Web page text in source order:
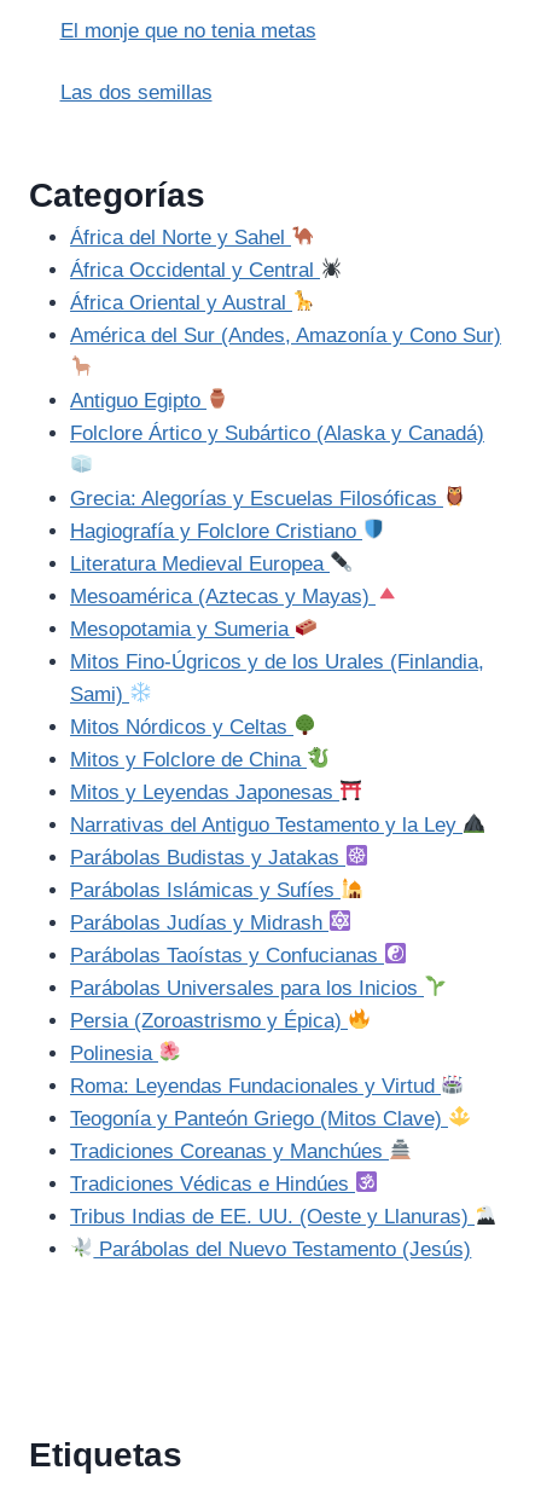
El monje que no tenia metas
Las dos semillas
Categorías
África del Norte y Sahel
África Occidental y Central
África Oriental y Austral
América del Sur (Andes, Amazonía y Cono Sur)
Antiguo Egipto
Folclore Ártico y Subártico (Alaska y Canadá)
Grecia: Alegorías y Escuelas Filosóficas
Hagiografía y Folclore Cristiano
Literatura Medieval Europea
Mesoamérica (Aztecas y Mayas)
Mesopotamia y Sumeria
Mitos Fino-Úgricos y de los Urales (Finlandia,
Sami)
Mitos Nórdicos y Celtas
Mitos y Folclore de China
Mitos y Leyendas Japonesas
Narrativas del Antiguo Testamento y la Ley
Parábolas Budistas y Jatakas
Parábolas Islámicas y Sufíes
Parábolas Judías y Midrash
Parábolas Taoístas y Confucianas
Parábolas Universales para los Inicios
Persia (Zoroastrismo y Épica)
Polinesia
Roma: Leyendas Fundacionales y Virtud
Teogonía y Panteón Griego (Mitos Clave)
Tradiciones Coreanas y Manchúes
Tradiciones Védicas e Hindúes
Tribus Indias de EE. UU. (Oeste y Llanuras)
Parábolas del Nuevo Testamento (Jesús)
Etiquetas